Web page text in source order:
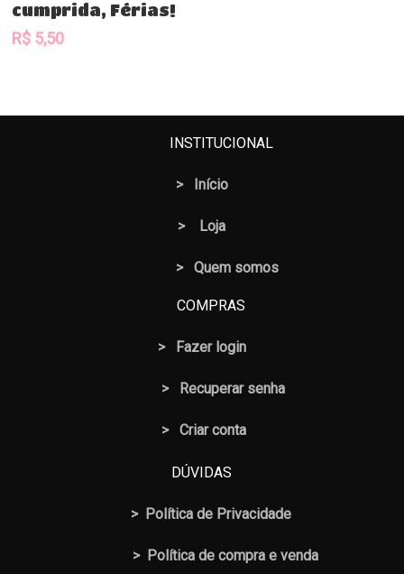
cumprida, Férias!
R$ 5,50
INSTITUCIONAL
> Início
> Loja
> Quem somos
COMPRAS
> Fazer login
> Recuperar senha
> Criar conta
DÚVIDAS
> Política de Privacidade
> Política de compra e venda